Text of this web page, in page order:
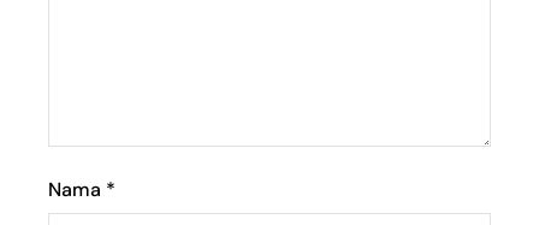
Nama *